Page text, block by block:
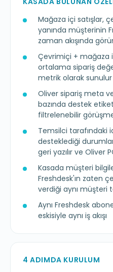
Mağaza içi satışlar,
yanında müşterinin
zaman akışında
Çevrimiçi + mağaza
ortalama sipariş
metrik olarak sunulur
Oliver sipariş meta
bazında destek
filtrelenebilir
Temsilci tarafındaki
desteklediği
geri yazılır ve Oliver
Kasada müşteri
Freshdesk'ın zaten
verdiği aynı müşteri
Aynı Freshdesk
eskisiyle aynı iş akışı
4 ADIMDA KURULUM